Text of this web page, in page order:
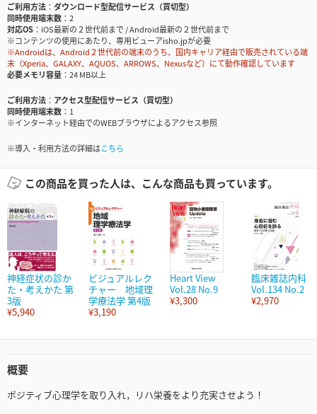
ご利用方法
ダウンロード型配信サービス（買切型）
同時使用端末数
2
対応OS
iOS最新の２世代前まで / Android最新の２世代前まで
※コンテンツの使用にあたり、専用ビューアisho.jpが必要
※Androidは、Android２世代前の端末のうち、国内キャリア経由で販売されている端
末（Xperia、GALAXY、AQUOS、ARROWS、Nexusなど）にて動作確認しています
必要メモリ容量
24 MB以上
ご利用方法
アクセス型配信サービス（買切型）
同時使用端末数
1
※インターネット経由でのWEBブラウザによるアクセス参照
※導入・利用方法の詳細はこちら
この商品を買った人は、こんな商品も買っています。
神経症状の診か
た・考えかた 第
3版
¥5,940
ビジュアルレク
チャー 地域理
学療法学 第4版
¥3,190
Heart View
Vol.28 No.9
¥3,300
臨床雑誌内科
Vol.134 No.2
¥2,970
概要
ポジティブ心理学を取り入れ，リハ栄養をより充実させよう！